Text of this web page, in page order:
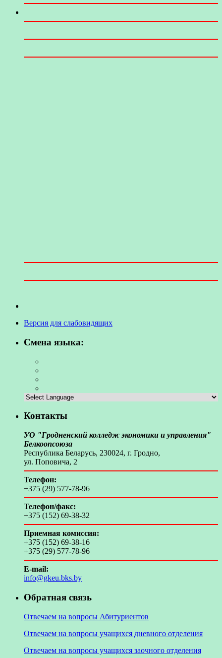
Версия для слабовидящих
Смена языка:
Контакты
УО "Гродненский колледж экономики и управления"
Белкоопсоюза
Республика Беларусь, 230024, г. Гродно,
ул. Поповича, 2
Телефон:
+375 (29) 577-78-96
Телефон/факс:
+375 (152) 69-38-32
Приемная комиссия:
+375 (152) 69-38-16
+375 (29) 577-78-96
E-mail:
info@gkeu.bks.by
Обратная связь
Отвечаем на вопросы Абитуриентов
Отвечаем на вопросы учащихся дневного отделения
Отвечаем на вопросы учащихся заочного отделения